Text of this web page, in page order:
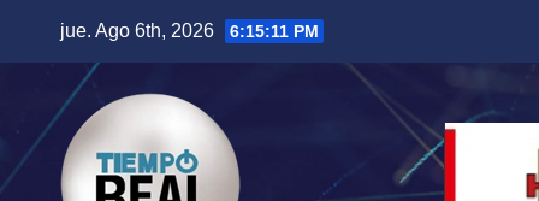
contenido
jue. Ago 6th, 2026 6:15:11 PM